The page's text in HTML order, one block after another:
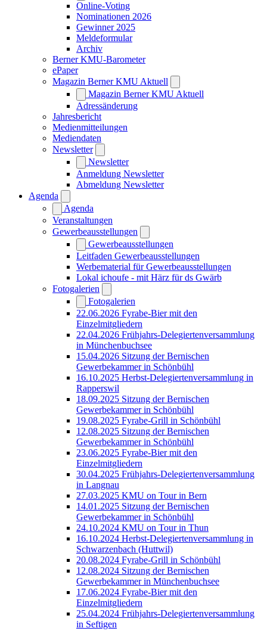
Online-Voting
Nominationen 2026
Gewinner 2025
Meldeformular
Archiv
Berner KMU-Barometer
ePaper
Magazin Berner KMU Aktuell
Magazin Berner KMU Aktuell
Adressänderung
Jahresbericht
Medienmitteilungen
Mediendaten
Newsletter
Newsletter
Anmeldung Newsletter
Abmeldung Newsletter
Agenda
Agenda
Veranstaltungen
Gewerbeausstellungen
Gewerbeausstellungen
Leitfaden Gewerbeausstellungen
Werbematerial für Gewerbeausstellungen
Lokal ichoufe - mit Härz für ds Gwärb
Fotogalerien
Fotogalerien
22.06.2026 Fyrabe-Bier mit den
Einzelmitgliedern
22.04.2026 Frühjahrs-Delegiertenversammlung
in Münchenbuchsee
15.04.2026 Sitzung der Bernischen
Gewerbekammer in Schönbühl
16.10.2025 Herbst-Delegiertenversammlung in
Rapperswil
18.09.2025 Sitzung der Bernischen
Gewerbekammer in Schönbühl
19.08.2025 Fyrabe-Grill in Schönbühl
12.08.2025 Sitzung der Bernischen
Gewerbekammer in Schönbühl
23.06.2025 Fyrabe-Bier mit den
Einzelmitgliedern
30.04.2025 Frühjahrs-Delegiertenversammlung
in Langnau
27.03.2025 KMU on Tour in Bern
14.01.2025 Sitzung der Bernischen
Gewerbekammer in Schönbühl
24.10.2024 KMU on Tour in Thun
16.10.2024 Herbst-Delegiertenversammlung in
Schwarzenbach (Huttwil)
20.08.2024 Fyrabe-Grill in Schönbühl
12.08.2024 Sitzung der Bernischen
Gewerbekammer in Münchenbuchsee
17.06.2024 Fyrabe-Bier mit den
Einzelmitgliedern
25.04.2024 Frühjahrs-Delegiertenversammlung
in Seftigen